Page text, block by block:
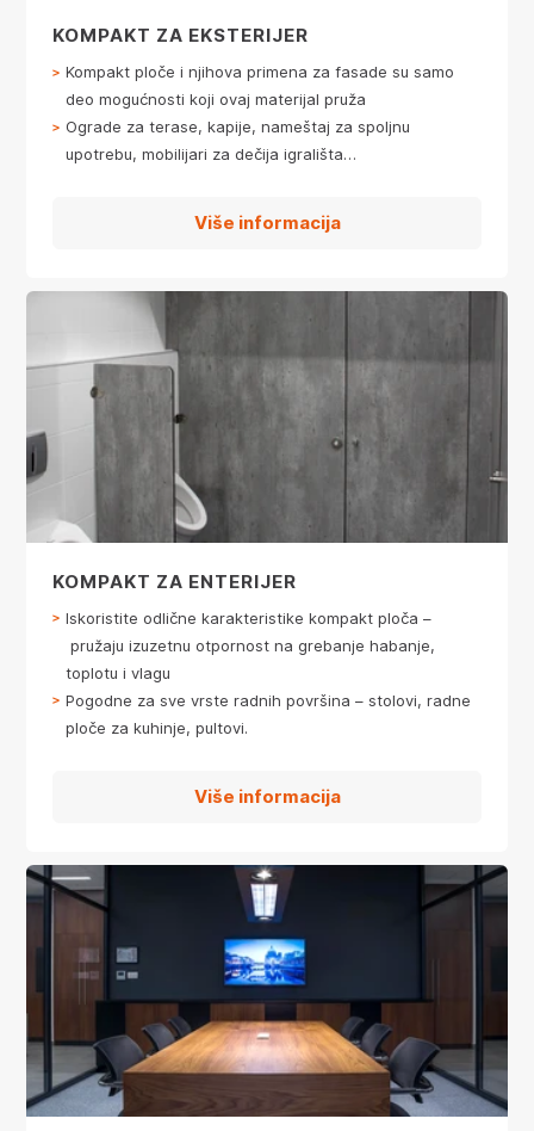
KOMPAKT ZA EKSTERIJER
Kompakt ploče i njihova primena za fasade su samo
deo mogućnosti koji ovaj materijal pruža
Ograde za terase, kapije, nameštaj za spoljnu
upotrebu, mobilijari za dečija igrališta…
Više informacija
KOMPAKT ZA ENTERIJER
Iskoristite odlične karakteristike kompakt ploča –
pružaju izuzetnu otpornost na grebanje habanje,
toplotu i vlagu
Pogodne za sve vrste radnih površina – stolovi, radne
ploče za kuhinje, pultovi.
Više informacija